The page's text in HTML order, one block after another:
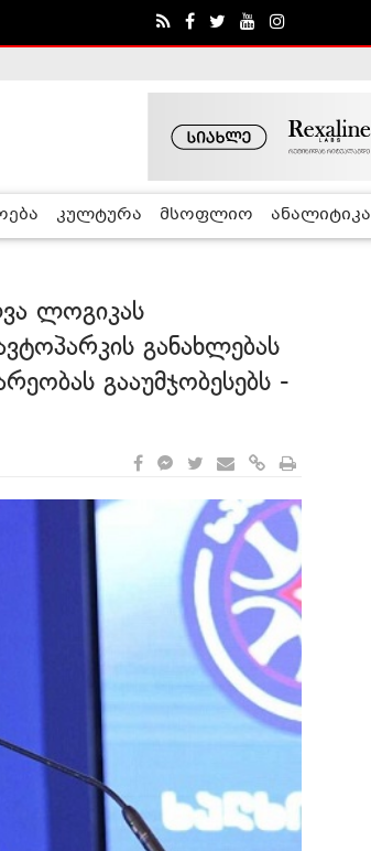
კულტურა მსოფლიო ანალიტიკა
ლოგიკას
განახლებას
გააუმჯობესებს -